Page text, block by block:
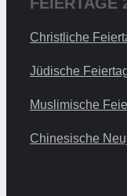
Christliche
Jüdische
Muslimische
Chinesische